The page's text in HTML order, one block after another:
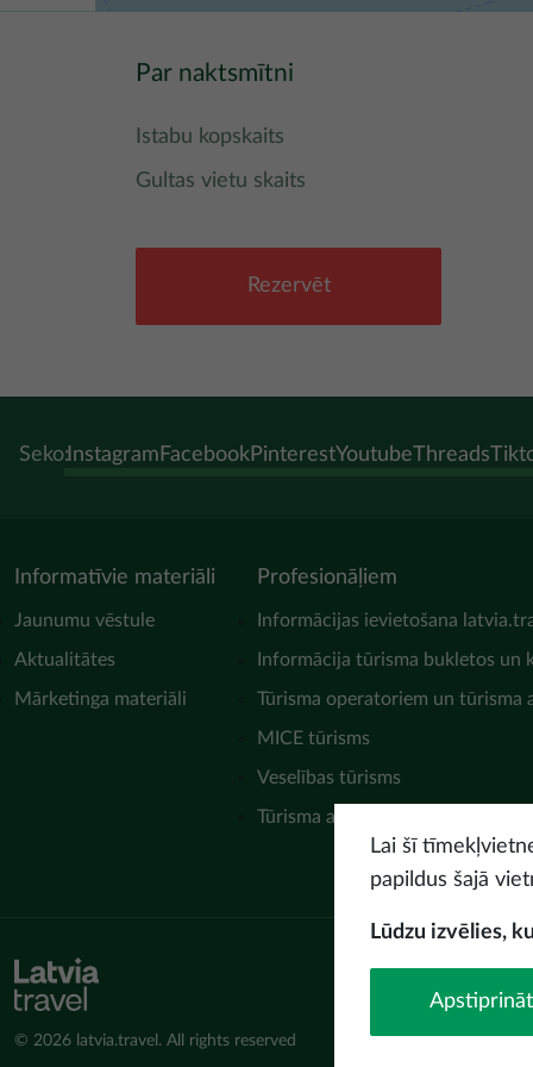
Par naktsmītni
Istabu kopskaits
Gultas vietu skaits
Rezervēt
Seko:Instagram FacebookPinterestYoutubeThreads
Informatīvie materiāli
Jaunumu vēstule
Aktualitātes
Mārketinga materiāli
Profesionāļiem
Informācijas ievietošana
Informācija tūrisma bukletos un
Tūrisma operatoriem un tūrisma
MICE tūrisms
Veselības tūrisms
Tūrisma asociācijas
© 2026 latvia.travel. All rights reserved
Lai šī
papildus šajā
Lūdzu izvēlies,